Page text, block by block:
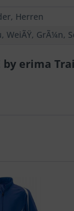
Herren
WeiÃŸ, GrÃ¼n,
erima